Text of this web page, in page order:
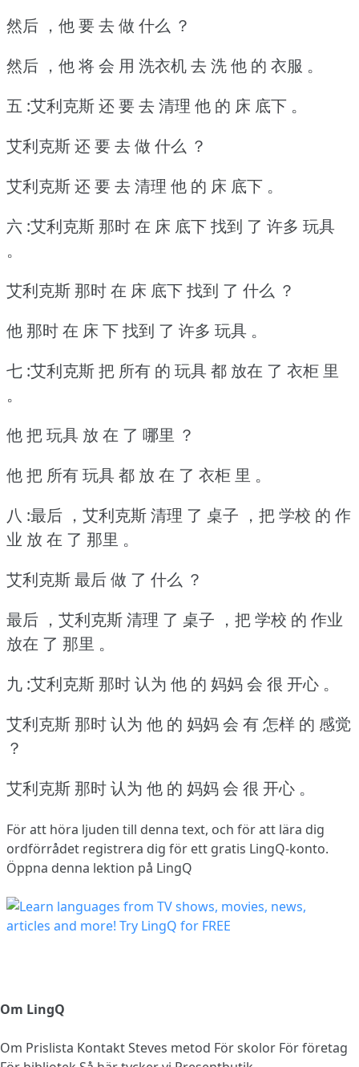
然后 ，他 要 去 做 什么 ？
然后 ，他 将 会 用 洗衣机 去 洗 他 的 衣服 。
五 :艾利克斯 还 要 去 清理 他 的 床 底下 。
艾利克斯 还 要 去 做 什么 ？
艾利克斯 还 要 去 清理 他 的 床 底下 。
六 :艾利克斯 那时 在 床 底下 找到 了 许多 玩具
。
艾利克斯 那时 在 床 底下 找到 了 什么 ？
他 那时 在 床 下 找到 了 许多 玩具 。
七 :艾利克斯 把 所有 的 玩具 都 放在 了 衣柜 里
。
他 把 玩具 放 在 了 哪里 ？
他 把 所有 玩具 都 放 在 了 衣柜 里 。
八 :最后 ，艾利克斯 清理 了 桌子 ，把 学校 的 作
业 放 在 了 那里 。
艾利克斯 最后 做 了 什么 ？
最后 ，艾利克斯 清理 了 桌子 ，把 学校 的 作业
放在 了 那里 。
九 :艾利克斯 那时 认为 他 的 妈妈 会 很 开心 。
艾利克斯 那时 认为 他 的 妈妈 会 有 怎样 的 感觉
？
艾利克斯 那时 认为 他 的 妈妈 会 很 开心 。
För att höra ljuden till denna text, och för att lära dig
ordförrådet registrera dig för ett gratis LingQ-konto.
Öppna denna lektion på LingQ
Om LingQ
Om Prislista KontaktSteves metod För skolor För företag